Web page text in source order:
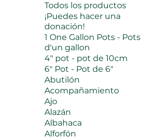
Todos los productos
¡Puedes hacer una
donación!
1 One Gallon Pots - Pots
d'un gallon
4" pot - pot de 10cm
6" Pot - Pot de 6"
Abutilón
Acompañamiento
Ajo
Alazán
Albahaca
Alforfón